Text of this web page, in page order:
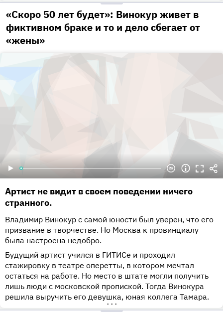
«Скоро 50 лет будет»: Винокур живет в
фиктивном браке и то и дело сбегает от
«жены»
Артист не видит в своем поведении ничего
странного.
Владимир Винокур с самой юности был уверен, что его
призвание в творчестве. Но Москва к провинциалу
была настроена недобро.
Будущий артист учился в ГИТИСе и проходил
стажировку в театре оперетты, в котором мечтал
остаться на работе. Но место в штате могли получить
лишь люди с московской пропиской. Тогда Винокура
решила выручить его девушка, юная коллега Тамара.
•••